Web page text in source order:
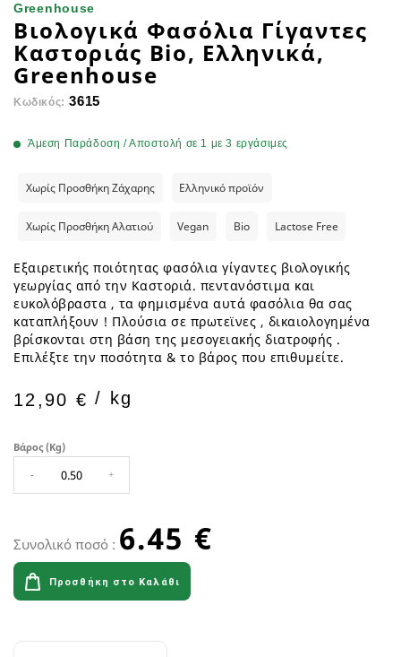
Greenhouse
Βιολογικά Φασόλια Γίγαντες
Καστοριάς Bio, Ελληνικά,
Greenhouse
Κωδικός: 3615
Άμεση Παράδοση / Αποστολή σε 1 με 3 εργάσιμες
Χωρίς Προσθήκη Ζάχαρης Ελληνικό προϊόν
Χωρίς Προσθήκη Αλατιού Vegan Bio Lactose Free
Eξαιρετικής ποιότητας φασόλια γίγαντες βιολογικής
γεωργίας από την Καστοριά. πεντανόστιμα και
ευκολόβραστα , τα φημισμένα αυτά φασόλια θα σας
καταπλήξουν ! Πλούσια σε πρωτεϊνες , δικαιολογημένα
βρίσκονται στη βάση της μεσογειακής διατροφής .
Επιλέξτε την ποσότητα & το βάρος που επιθυμείτε.
12,90 € / kg
Βάρος (kg)
- +
Συνολικό ποσό : 6.45 €
Προσθήκη στο Καλάθι